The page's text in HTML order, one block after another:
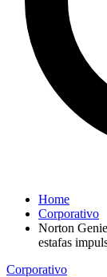
Home
Corporativo
Norton
estafas
Corporativo